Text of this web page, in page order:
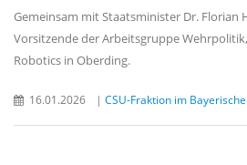
Gemeinsam mit Staatsminister Dr. Florian
Vorsitzende der Arbeitsgruppe Wehrpolitik,
Robotics in Oberding.
16.01.2026 | CSU-Fraktion im